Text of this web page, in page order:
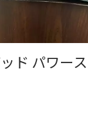
ド パワー